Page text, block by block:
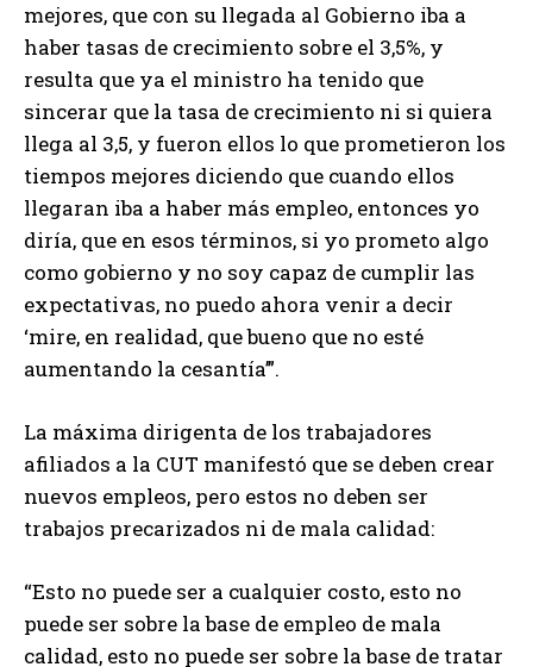
mejores, que con su llegada al Gobierno iba a
haber tasas de crecimiento sobre el 3,5%, y
resulta que ya el ministro ha tenido que
sincerar que la tasa de crecimiento ni si quiera
llega al 3,5, y fueron ellos lo que prometieron los
tiempos mejores diciendo que cuando ellos
llegaran iba a haber más empleo, entonces yo
diría, que en esos términos, si yo prometo algo
como gobierno y no soy capaz de cumplir las
expectativas, no puedo ahora venir a decir
‘mire, en realidad, que bueno que no esté
aumentando la cesantía’”.
La máxima dirigenta de los trabajadores
afiliados a la CUT manifestó que se deben crear
nuevos empleos, pero estos no deben ser
trabajos precarizados ni de mala calidad:
“Esto no puede ser a cualquier costo, esto no
puede ser sobre la base de empleo de mala
calidad, esto no puede ser sobre la base de tratar